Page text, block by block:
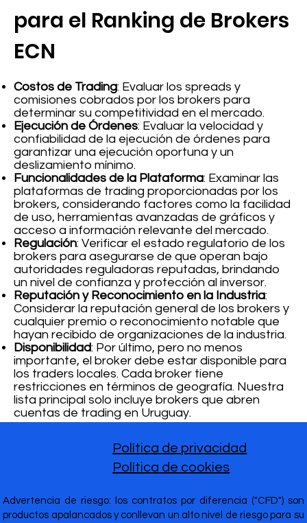
para el Ranking de Brokers
ECN
Costos de Trading: Evaluar los spreads y
comisiones cobrados por los brokers para
determinar su competitividad en el mercado.
Ejecución de Órdenes: Evaluar la velocidad y
confiabilidad de la ejecución de órdenes para
garantizar una ejecución oportuna y un
deslizamiento mínimo.
Funcionalidades de la Plataforma: Examinar las
plataformas de trading proporcionadas por los
brokers, considerando factores como la facilidad
de uso, herramientas avanzadas de gráficos y
acceso a información relevante del mercado.
Regulación: Verificar el estado regulatorio de los
brokers para asegurarse de que operan bajo
autoridades reguladoras reputadas, brindando
un nivel de confianza y protección al inversor.
Reputación y Reconocimiento en la Industria:
Considerar la reputación general de los brokers y
cualquier premio o reconocimiento notable que
hayan recibido de organizaciones de la industria.
Disponibilidad: Por último, pero no menos
importante, el broker debe estar disponible para
los traders locales. Cada broker tiene
restricciones en términos de geografía. Nuestra
lista principal solo incluye brokers que abren
cuentas de trading en Uruguay.
Advertencia de riesgo: los contratos por diferencia ("CFD") son
productos apalancados y conllevan un alto nivel de riesgo para su
Política de privacidad
Política de cookies